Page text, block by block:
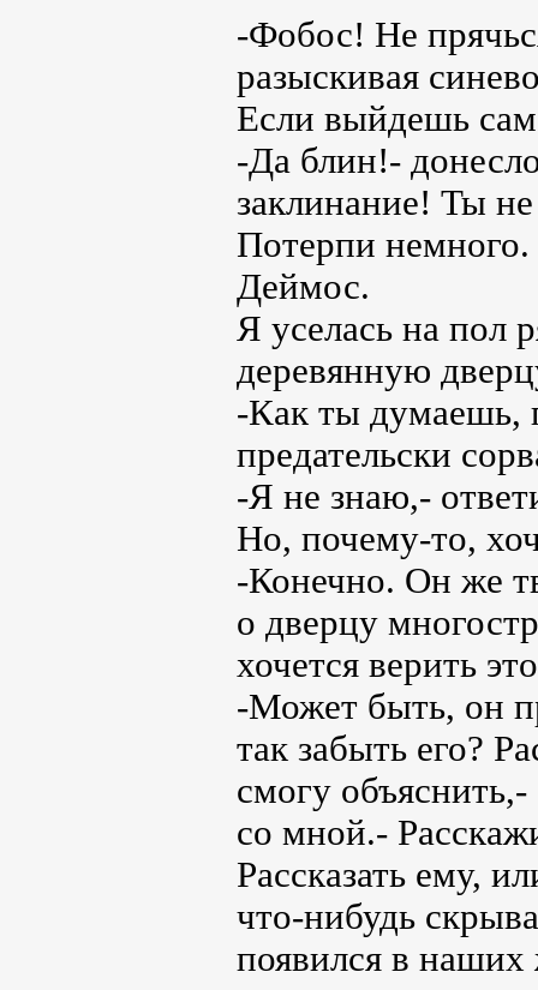
-Фобос! Не
разыскивая
Если выйдешь
-Да блин!-
заклинание! Ты
Потерпи
Деймос.
Я уселась на пол
деревянную
-Как ты думаешь,
предательски
-Я не знаю,-
Но, почему-то,
-Конечно. Он же
о дверцу
хочется верить
-Может быть, он
так забыть его?
смогу
со мной.-
Рассказать ему,
что-нибудь
появился в наших